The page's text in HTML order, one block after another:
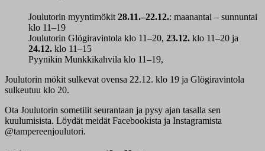
Joulutorin myyntimökit 28.11.–22.12.: maanantai – sunnuntai
klo 11–19
Joulutorin Glögiravintola klo 11–20, 23.12. klo 11–20 ja
24.12. klo 11–15
Pyynikin Munkkikahvila klo 11–19,
Joulutorin mökit sulkevat ovensa 22.12. klo 19 ja Glögiravintola
sulkeutuu klo 20.
Ota Joulutorin sometilit seurantaan ja pysy ajan tasalla sen
kuulumisista. Löydät meidät Facebookista ja Instagramista
@tampereenjoulutori.